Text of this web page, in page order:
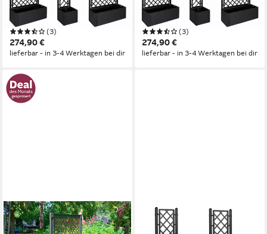
Anthrazit (2 große Spaliere, 1
kleines Spalier)
(3)
274,90 €
lieferbar - in 3-4 Werktagen bei dir
Anthrazit (2 große Spaliere, 1
kleines Spalier)
(3)
274,90 €
lieferbar - in 3-4 Werktagen bei dir
KHW
Spalier, Pflanzkasten groß
KREHER
Spalier 2 x Rattan Spalier in